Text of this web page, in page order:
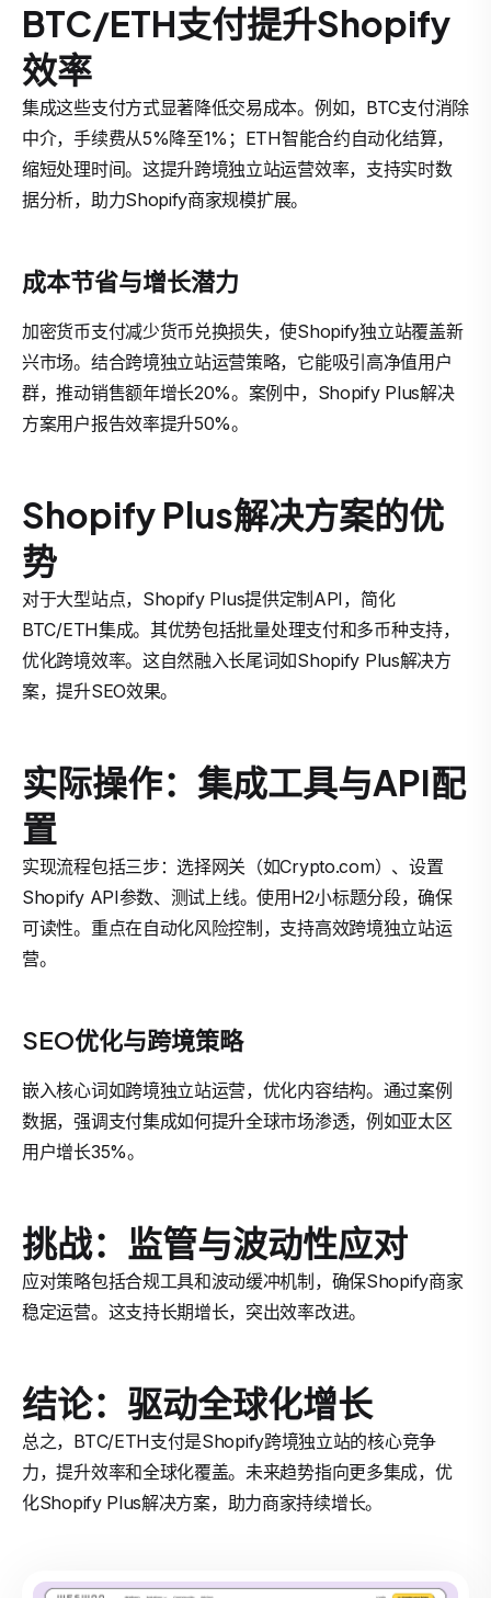
BTC/ETH支付提升Shopify
效率
集成这些支付方式显著降低交易成本。例如，BTC支付消除
中介，手续费从5%降至1%；ETH智能合约自动化结算，
缩短处理时间。这提升跨境独立站运营效率，支持实时数
据分析，助力Shopify商家规模扩展。
成本节省与增长潜力
加密货币支付减少货币兑换损失，使Shopify独立站覆盖新
兴市场。结合跨境独立站运营策略，它能吸引高净值用户
群，推动销售额年增长20%。案例中，Shopify Plus解决
方案用户报告效率提升50%。
Shopify Plus解决方案的优
势
对于大型站点，Shopify Plus提供定制API，简化
BTC/ETH集成。其优势包括批量处理支付和多币种支持，
优化跨境效率。这自然融入长尾词如Shopify Plus解决方
案，提升SEO效果。
实际操作：集成工具与API配
置
实现流程包括三步：选择网关（如Crypto.com）、设置
Shopify API参数、测试上线。使用H2小标题分段，确保
可读性。重点在自动化风险控制，支持高效跨境独立站运
营。
SEO优化与跨境策略
嵌入核心词如跨境独立站运营，优化内容结构。通过案例
数据，强调支付集成如何提升全球市场渗透，例如亚太区
用户增长35%。
挑战：监管与波动性应对
应对策略包括合规工具和波动缓冲机制，确保Shopify商家
稳定运营。这支持长期增长，突出效率改进。
结论：驱动全球化增长
总之，BTC/ETH支付是Shopify跨境独立站的核心竞争
力，提升效率和全球化覆盖。未来趋势指向更多集成，优
化Shopify Plus解决方案，助力商家持续增长。